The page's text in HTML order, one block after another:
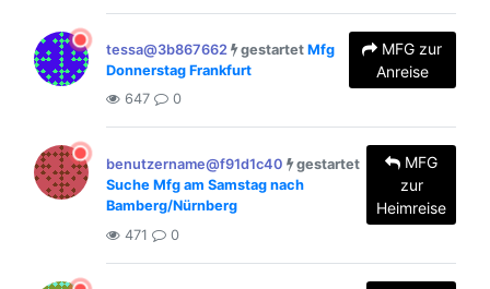
tessa@3b867662 gestartet Mfg
Donnerstag Frankfurt
MFG zur
Anreise
647 0
benutzername@f91d1c40
gestartet
Suche Mfg am Samstag nach
Bamberg/Nürnberg
MFG
zur
Heimreise
471 0